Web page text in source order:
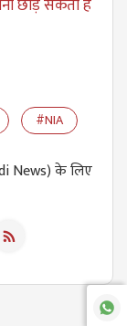
छोड़ सकता है
#NIA
News) के लिए